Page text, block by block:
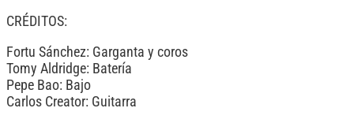
CRÉDITOS:
Fortu Sánchez: Garganta y coros
Tomy Aldridge: Batería
Pepe Bao: Bajo
Carlos Creator: Guitarra